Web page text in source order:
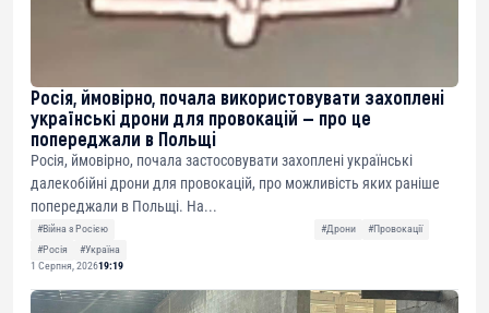
Росія, ймовірно, почала використовувати захоплені
українські дрони для провокацій — про це
попереджали в Польщі
Росія, ймовірно, почала застосовувати захоплені українські
далекобійні дрони для провокацій, про можливість яких раніше
попереджали в Польщі. На...
#Війна з Росією #Дрони
#Провокації
#Росія
#Україна
1 Серпня, 202619:19